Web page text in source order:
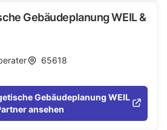
Gebäudeplanung WEIL &
65618
Gebäudeplanung WEIL
ansehen